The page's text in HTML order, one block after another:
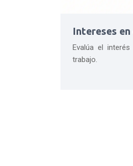
Intereses
Evalúa el
trabajo.